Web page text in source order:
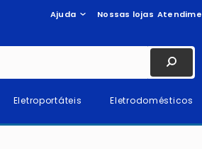
Ajuda Nossas lojas
Eletroportáteis Eletrodomésticos